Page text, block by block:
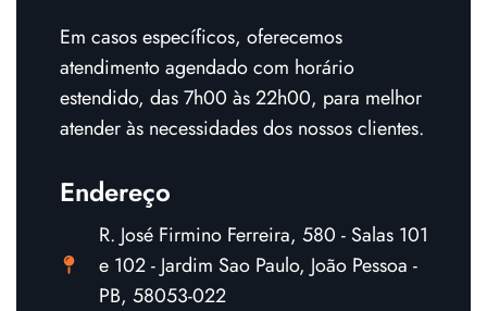
Em casos específicos, oferecemos
atendimento agendado com horário
estendido, das 7h00 às 22h00, para melhor
atender às necessidades dos nossos clientes.
Endereço
R. José Firmino Ferreira, 580 - Salas 101
e 102 - Jardim Sao Paulo, João Pessoa -
PB, 58053-022